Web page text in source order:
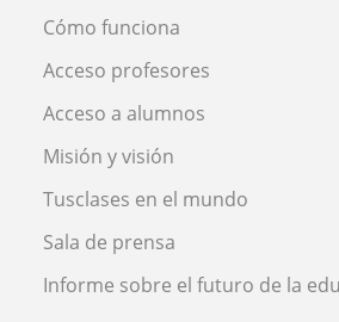
Cómo funciona
Acceso profesores
Acceso a alumnos
Misión y visión
Tusclases en el mundo
Sala de prensa
Informe sobre el futuro de la